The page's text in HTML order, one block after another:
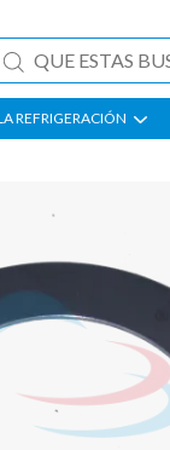
REFRIGERACIÓN